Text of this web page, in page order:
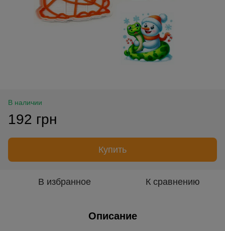
В наличии
192 грн
Купить
В избранное К сравнению
Описание